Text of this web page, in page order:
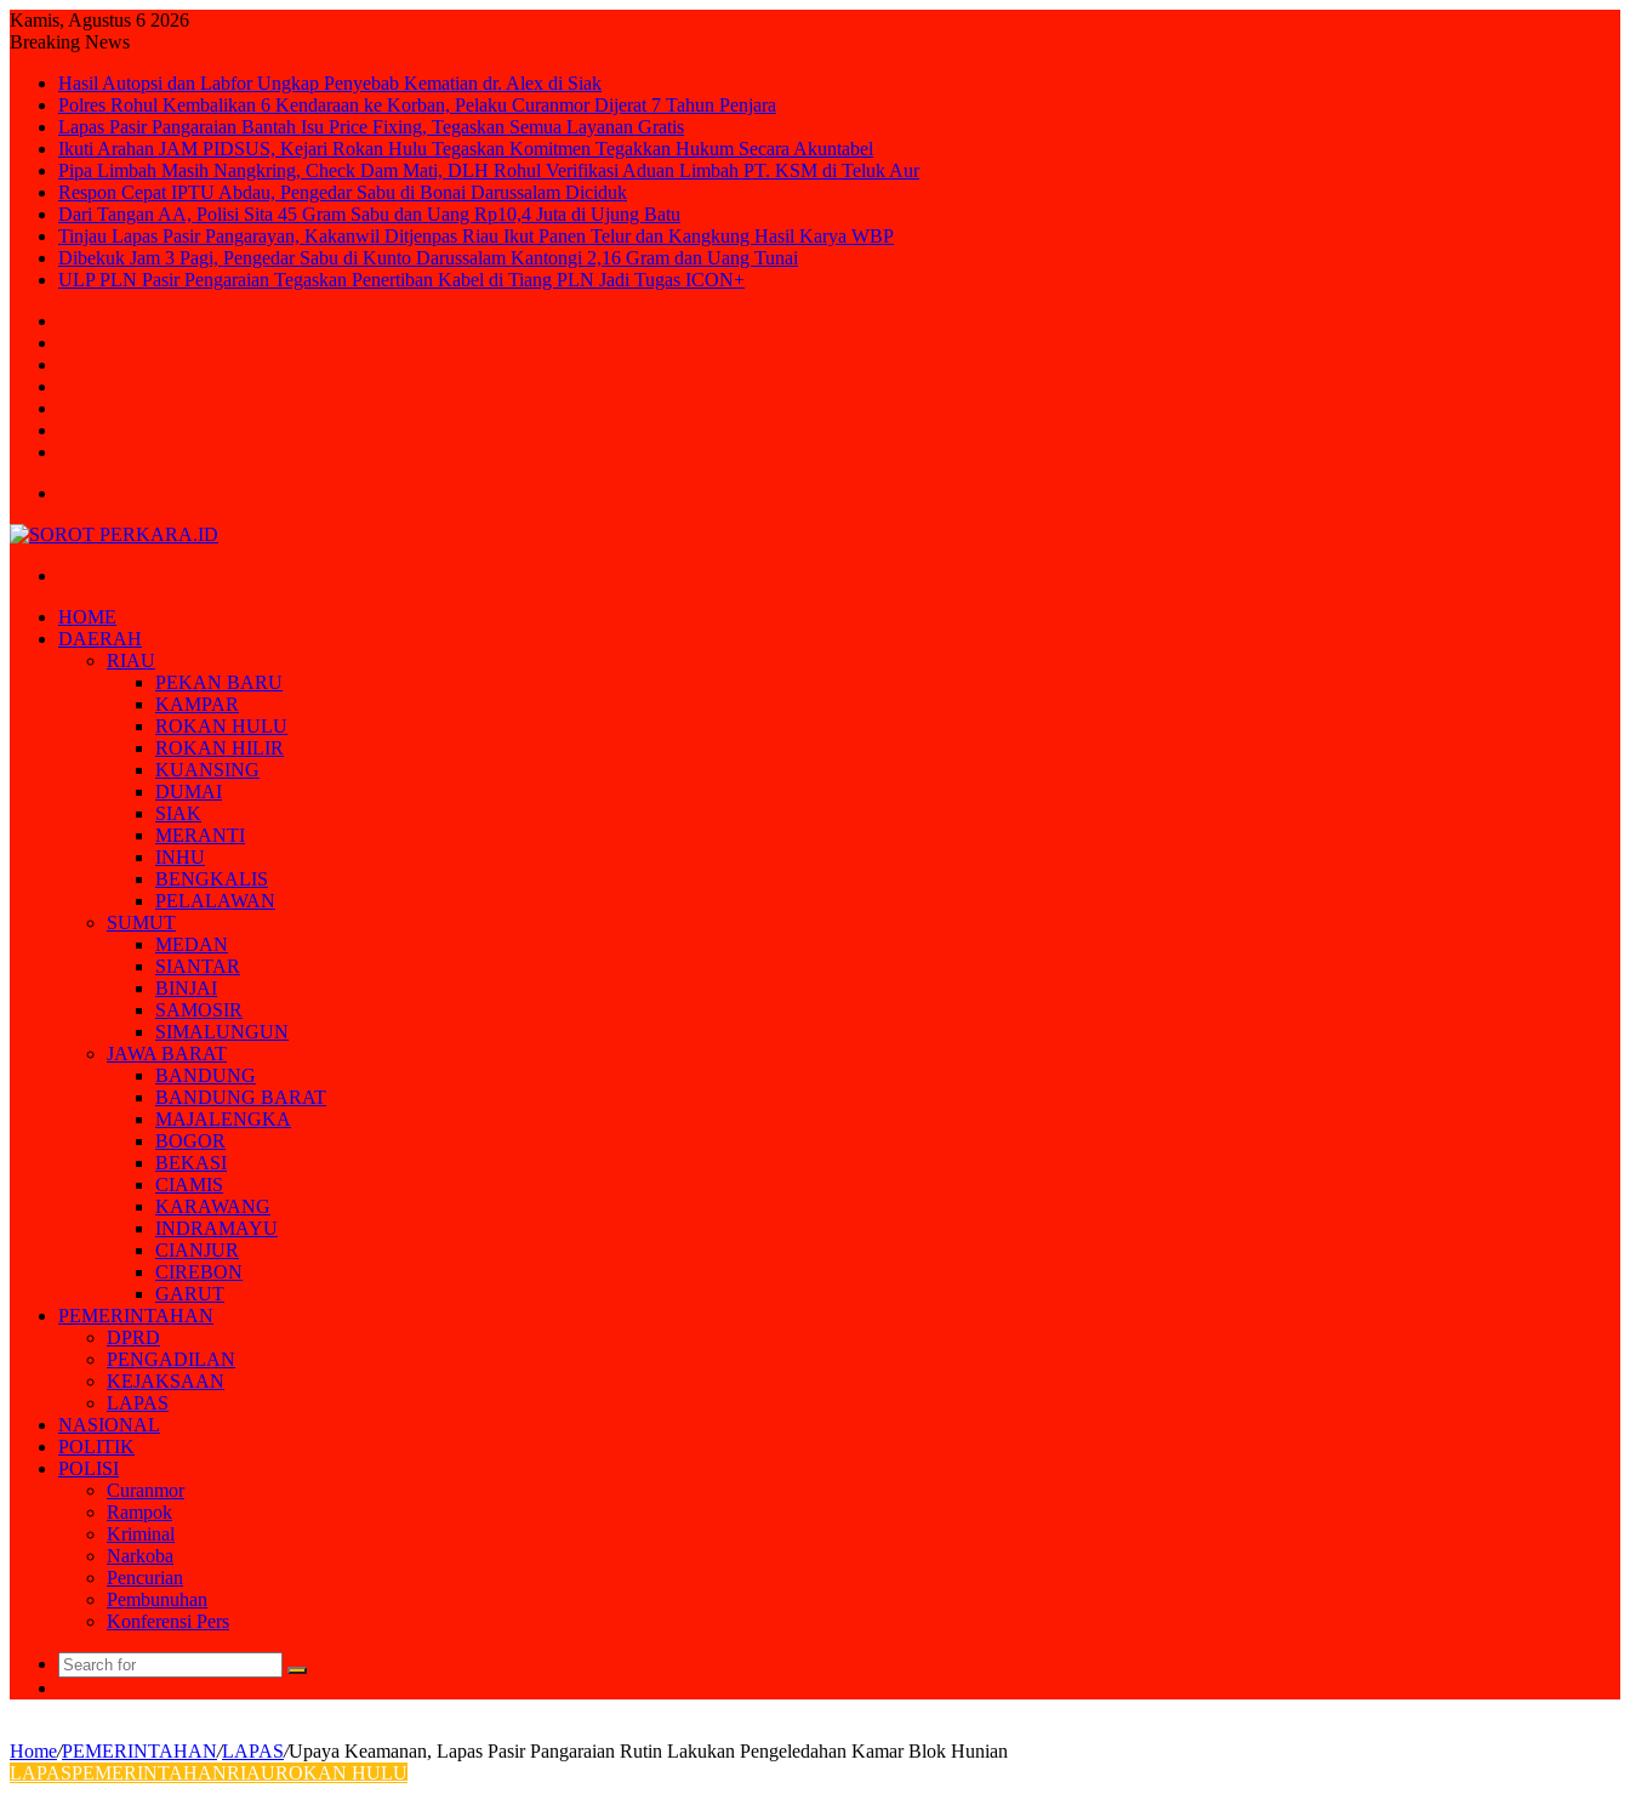
Kamis, Agustus 6 2026
Breaking News
Hasil Autopsi dan Labfor Ungkap Penyebab Kematian dr. Alex di Siak
Polres Rohul Kembalikan 6 Kendaraan ke Korban, Pelaku Curanmor Dijerat 7 Tahun Penjara
Lapas Pasir Pangaraian Bantah Isu Price Fixing, Tegaskan Semua Layanan Gratis
Ikuti Arahan JAM PIDSUS, Kejari Rokan Hulu Tegaskan Komitmen Tegakkan Hukum Secara Akuntabel
Pipa Limbah Masih Nangkring, Check Dam Mati, DLH Rohul Verifikasi Aduan Limbah PT. KSM di Teluk Aur
Respon Cepat IPTU Abdau, Pengedar Sabu di Bonai Darussalam Diciduk
Dari Tangan AA, Polisi Sita 45 Gram Sabu dan Uang Rp10,4 Juta di Ujung Batu
Tinjau Lapas Pasir Pangarayan, Kakanwil Ditjenpas Riau Ikut Panen Telur dan Kangkung Hasil Karya WBP
Dibekuk Jam 3 Pagi, Pengedar Sabu di Kunto Darussalam Kantongi 2,16 Gram dan Uang Tunai
ULP PLN Pasir Pengaraian Tegaskan Penertiban Kabel di Tiang PLN Jadi Tugas ICON+
HOME
DAERAH
RIAU
PEKAN BARU
KAMPAR
ROKAN HULU
ROKAN HILIR
KUANSING
DUMAI
SIAK
MERANTI
INHU
BENGKALIS
PELALAWAN
SUMUT
MEDAN
SIANTAR
BINJAI
SAMOSIR
SIMALUNGUN
JAWA BARAT
BANDUNG
BANDUNG BARAT
MAJALENGKA
BOGOR
BEKASI
CIAMIS
KARAWANG
INDRAMAYU
CIANJUR
CIREBON
GARUT
PEMERINTAHAN
DPRD
PENGADILAN
KEJAKSAAN
LAPAS
NASIONAL
POLITIK
POLISI
Curanmor
Rampok
Kriminal
Narkoba
Pencurian
Pembunuhan
Konferensi Pers
Search
for
Home/PEMERINTAHAN/LAPAS/Upaya Keamanan, Lapas Pasir Pangaraian Rutin Lakukan Pengeledahan Kamar Blok Hunian
LAPASPEMERINTAHANRIAUROKAN HULU